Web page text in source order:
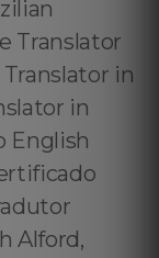
Translator
in
in
English
Alford,